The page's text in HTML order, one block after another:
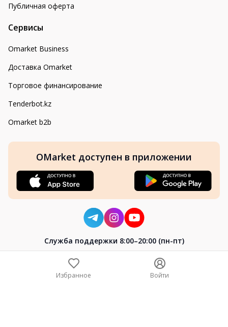
Публичная оферта
Сервисы
Omarket Business
Доставка Omarket
Торговое финансирование
Tenderbot.kz
Omarket b2b
OMarket доступен в приложении
Cлужба поддержки 8:00–20:00 (пн-пт)
Избранное Войти